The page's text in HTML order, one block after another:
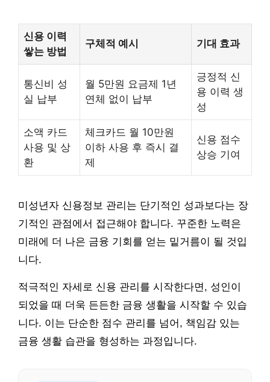
신용 이력
쌓는 방법
구체적 예시 기대 효과
통신비 성
실 납부
월 5만원 요금제 1년
연체 없이 납부
긍정적 신
용 이력 생
성
소액 카드
사용 및 상
환
체크카드 월 10만원
이하 사용 후 즉시 결
제
신용 점수
상승 기여
미성년자 신용정보 관리는 단기적인 성과보다는 장
기적인 관점에서 접근해야 합니다. 꾸준한 노력은
미래에 더 나은 금융 기회를 얻는 밑거름이 될 것입
니다.
적극적인 자세로 신용 관리를 시작한다면, 성인이
되었을 때 더욱 든든한 금융 생활을 시작할 수 있습
니다. 이는 단순한 점수 관리를 넘어, 책임감 있는
금융 생활 습관을 형성하는 과정입니다.